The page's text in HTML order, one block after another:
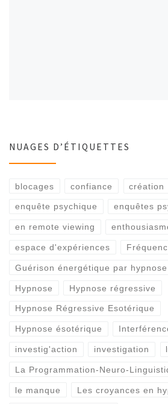
NUAGES D’ÉTIQUETTES
blocages confiance création
enquête psychique enquêtes
en remote viewing
espace d'expériences
Guérison énergétique par hypnose
Hypnose Hypnose régressive
Hypnose Régressive Esotérique
Hypnose ésotérique
investig'action investigation
La Programmation-Neuro-
le manque Les croyances en